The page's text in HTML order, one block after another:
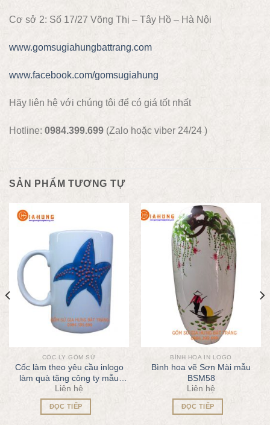
Cơ sở 2: Số 17/27 Võng Thị – Tây Hồ – Hà Nội
www.gomsugiahungbattrang.com
www.facebook.com/gomsugiahung
Hãy liên hệ với chúng tôi để có giá tốt nhất
Hotline: 0984.399.699 (Zalo hoặc viber 24/24 )
SẢN PHẨM TƯƠNG TỰ
CỐC LY GỐM SỨ
Cốc làm theo yêu cầu inlogo
làm quà tặng công ty mẫu
QT61
Liên hệ
ĐỌC TIẾP
BÌNH HOA IN LOGO
Bình hoa vẽ Sơn Mài mẫu
BSM58
Liên hệ
ĐỌC TIẾP